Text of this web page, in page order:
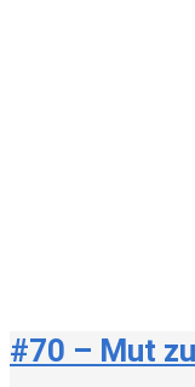
#70 – Mut